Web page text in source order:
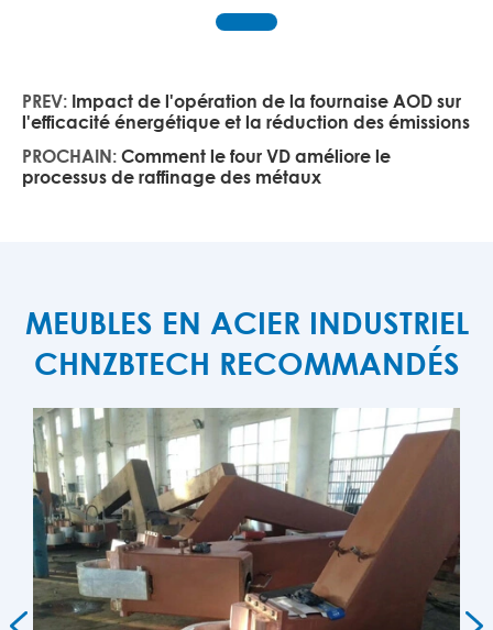
PREV: Impact de l'opération de la fournaise AOD sur
l'efficacité énergétique et la réduction des émissions
PROCHAIN: Comment le four VD améliore le
processus de raffinage des métaux
MEUBLES EN ACIER INDUSTRIEL
CHNZBTECH RECOMMANDÉS